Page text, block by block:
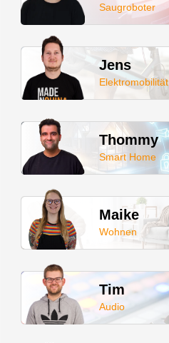
Saugroboter
Jens
Elektromobilität
Thommy
Smart Home
Maike
Wohnen
Tim
Audio